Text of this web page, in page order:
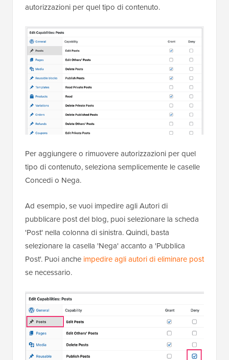
autorizzazioni per quel tipo di contenuto.
Per aggiungere o rimuovere autorizzazioni per quel
tipo di contenuto, seleziona semplicemente le caselle
Concedi o Nega.
Ad esempio, se vuoi impedire agli Autori di
pubblicare post del blog, puoi selezionare la scheda
'Post' nella colonna di sinistra. Quindi, basta
selezionare la casella 'Nega' accanto a 'Pubblica
Post'. Puoi anche impedire agli autori di eliminare post
se necessario.